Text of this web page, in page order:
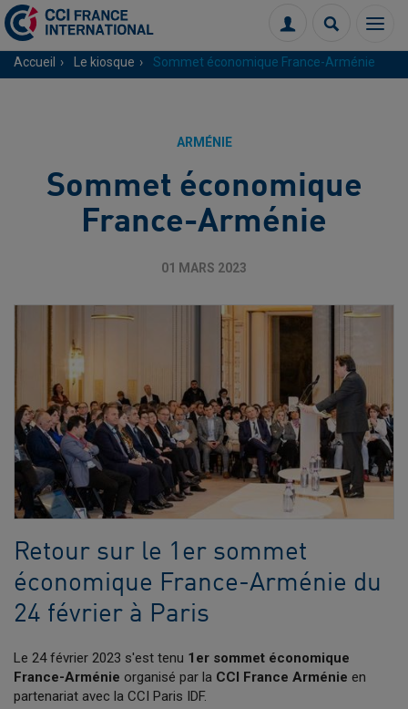
Menu
Connexion
Accueil Le kiosque Sommet économique France-Arménie
ARMÉNIE
Sommet économique
France-Arménie
01 MARS 2023
Retour sur le 1er sommet
économique France-Arménie du
24 février à Paris
Le 24 février 2023 s'est tenu 1er sommet économique
France-Arménie organisé par la CCI France Arménie en
partenariat avec la CCI Paris IDF.